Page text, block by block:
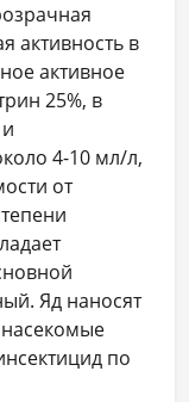
активность в
активное
25%, в
4-10 мл/л,
от
Яд наносят
по